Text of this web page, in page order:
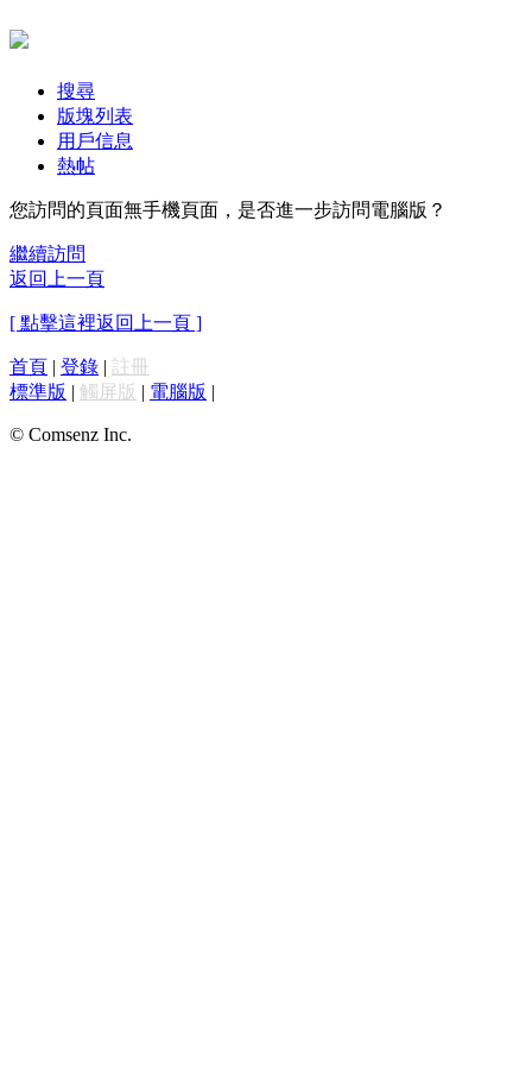
搜尋
版塊列表
用戶信息
熱帖
您訪問的頁面無手機頁面，是否進一步訪問電腦版？
繼續訪問
返回上一頁
[ 點擊這裡返回上一頁 ]
首頁 | 登錄 | 註冊
標準版 | 觸屏版 | 電腦版 |
© Comsenz Inc.